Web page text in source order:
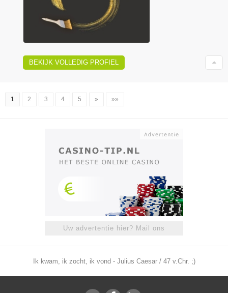
BEKIJK VOLLEDIG PROFIEL
1 2 3 4 5 » »»
Uw advertentie hier? Mail ons
Ik kwam, ik zocht, ik vond - Julius Caesar / 47 v.Chr. ;)